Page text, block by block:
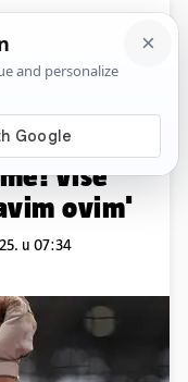
Komentari
a pa
Više
ovim'
u 07:34